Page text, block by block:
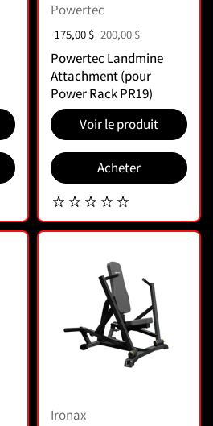
Powertec
Prix soldé :
175,00 $ Prix normal :
200,00 $
Powertec Landmine
Attachment (pour
Power Rack PR19)
Voir le produit
Acheter
Ironax